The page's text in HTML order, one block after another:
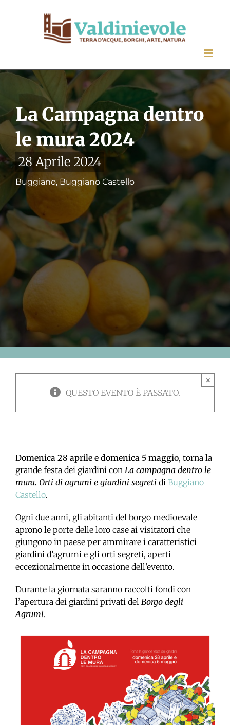
La Campagna dentro
le mura 2024
28 Aprile 2024
Buggiano, Buggiano Castello
QUESTO EVENTO È PASSATO.
×
Domenica 28 aprile e domenica 5 maggio, torna la
grande festa dei giardini con La campagna dentro le
mura. Orti di agrumi e giardini segreti di Buggiano
Castello.
Ogni due anni, gli abitanti del borgo medioevale
aprono le porte delle loro case ai visitatori che
giungono in paese per ammirare i caratteristici
giardini d’agrumi e gli orti segreti, aperti
eccezionalmente in occasione dell’evento.
Durante la giornata saranno raccolti fondi con
l’apertura dei giardini privati del Borgo degli
Agrumi.